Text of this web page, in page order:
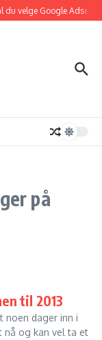
du velge Google
på
til 2013
noen dager inn i
nå og kan vel ta et